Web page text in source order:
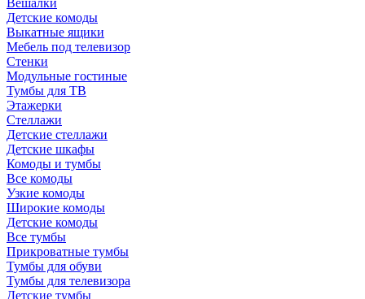
Вешалки
Детские комоды
Выкатные ящики
Мебель под телевизор
Стенки
Модульные гостиные
Тумбы для ТВ
Этажерки
Стеллажи
Детские стеллажи
Детские шкафы
Комоды и тумбы
Все комоды
Узкие комоды
Широкие комоды
Детские комоды
Все тумбы
Прикроватные тумбы
Тумбы для обуви
Тумбы для телевизора
Детские тумбы